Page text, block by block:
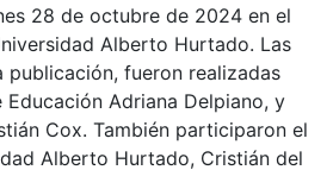
28 de octubre de 2024 en el
Alberto Hurtado. Las
publicación, fueron realizadas
Adriana Delpiano, y
Cox. También participaron el
Alberto Hurtado, Cristián del